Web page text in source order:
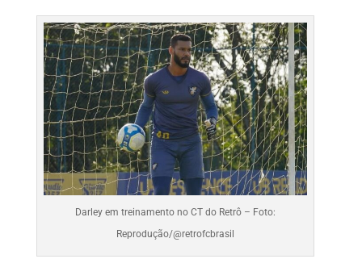
Darley em treinamento no CT do Retrô – Foto:
Reprodução/@retrofcbrasil